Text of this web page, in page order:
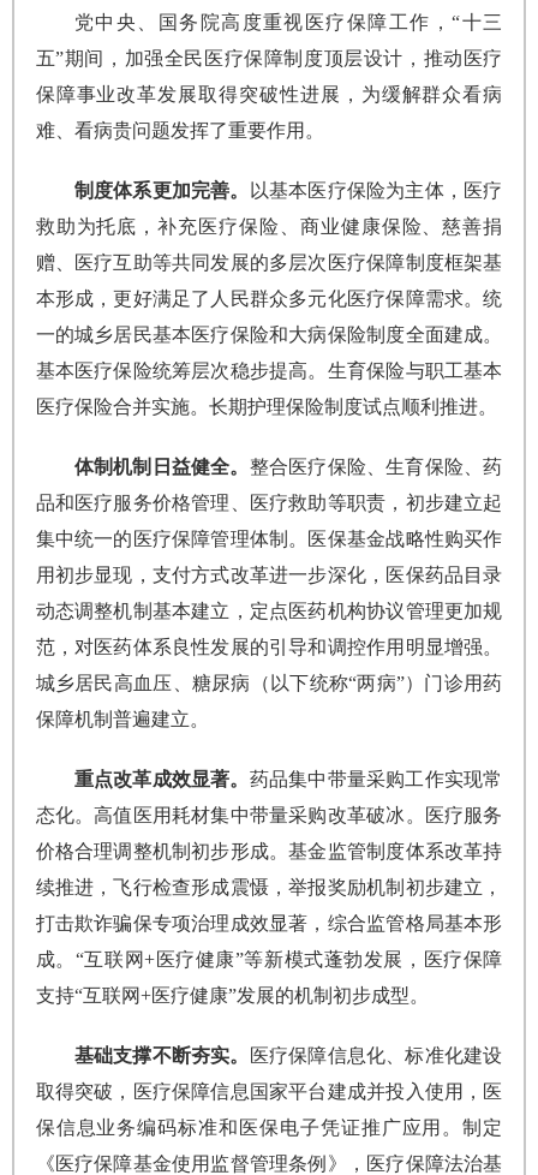
党中央、国务院高度重视医疗保障工作，“十三
五”期间，加强全民医疗保障制度顶层设计，推动医疗
保障事业改革发展取得突破性进展，为缓解群众看病
难、看病贵问题发挥了重要作用。
制度体系更加完善。
以基本医疗保险为主体，医疗
救助为托底，补充医疗保险、商业健康保险、慈善捐
赠、医疗互助等共同发展的多层次医疗保障制度框架基
本形成，更好满足了人民群众多元化医疗保障需求。统
一的城乡居民基本医疗保险和大病保险制度全面建成。
基本医疗保险统筹层次稳步提高。生育保险与职工基本
医疗保险合并实施。长期护理保险制度试点顺利推进。
体制机制日益健全。 整合医疗保险、生育保险、药
品和医疗服务价格管理、医疗救助等职责，初步建立起
集中统一的医疗保障管理体制。医保基金战略性购买作
用初步显现，支付方式改革进一步深化，医保药品目录
动态调整机制基本建立，定点医药机构协议管理更加规
范，对医药体系良性发展的引导和调控作用明显增强。
城乡居民高血压、糖尿病（以下统称“两病”）门诊用药
保障机制普遍建立。
重点改革成效显著。 药品集中带量采购工作实现常
态化。高值医用耗材集中带量采购改革破冰。医疗服务
价格合理调整机制初步形成。基金监管制度体系改革持
续推进，飞行检查形成震慑，举报奖励机制初步建立，
打击欺诈骗保专项治理成效显著，综合监管格局基本形
成。“互联网+医疗健康”等新模式蓬勃发展，医疗保障
支持“互联网+医疗健康”发展的机制初步成型。
基础支撑不断夯实。
医疗保障信息化、标准化建设
取得突破，医疗保障信息国家平台建成并投入使用，医
保信息业务编码标准和医保电子凭证推广应用。制定
《医疗保障基金使用监督管理条例》，医疗保障法治基